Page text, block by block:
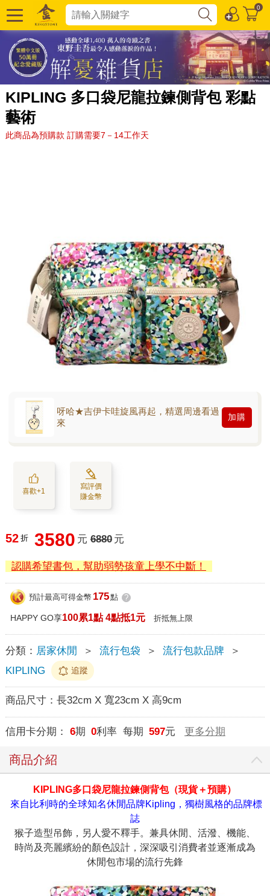
0
KIPLING 多口袋尼龍拉鍊側背包 彩點
藝術
此商品為預購款 訂購需要7－14工作天
呀哈★吉伊卡哇旋風再起，精選周邊看過
來
加購
喜歡+1
寫評價
賺金幣
52 折 3580 元 6880 元
認購希望書包，幫助弱勢孩童上學不中斷！
預計最高可得金幣 175點 ?
HAPPY GO享100累1點 4點抵1元 折抵無上限
分類： 居家休閒 ＞ 流行包袋 ＞ 流行包款品牌
＞
KIPLING
追蹤
商品尺寸： 長32cm X 寬23cm X 高9cm
信用卡分期： 6期 0利率 每期 597元 更多分期
商品介紹
KIPLING多口袋尼龍拉鍊側背包（現貨＋預購）
來自比利時的全球知名休閒品牌Kipling，獨樹風格的品牌標
誌
猴子造型吊飾，另人愛不釋手。兼具休閒、活潑、機能、
時尚及亮麗繽紛的顏色設計，深深吸引消費者並逐漸成為
休閒包市場的流行先鋒